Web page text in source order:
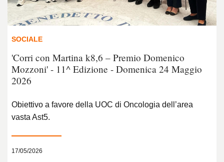
SOCIALE
'Corri con Martina k8,6 – Premio Domenico
Mozzoni' - 11^ Edizione - Domenica 24 Maggio
2026
Obiettivo a favore della UOC di Oncologia dell’area
vasta Ast5.
17/05/2026